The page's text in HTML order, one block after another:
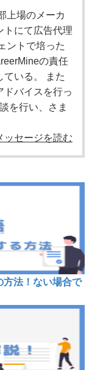
上場のメーカ
トにて広告代理
ントで培った
の責任
ている。 また
ドバイスを行っ
を行い、さま
ッセージを読む
方法！ない場合で